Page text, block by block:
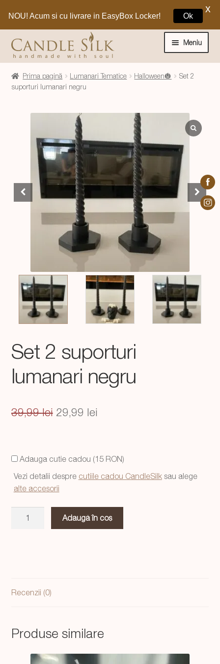
la
navigare
la
conținut
Meniu
Home
Lumanari si decoratiuni
Extinde
meniul
Despre CandleSilk
copil
Cosul Meu
Prima pagină Lumanari Tematice Halloween🎃
Set 2
suporturi lumanari negru
Set 2 suporturi
lumanari negru
39,99lei Prețul
fost:
39,99 lei.
29,99 lei
29,99 lei.
Adauga cutie cadou (15 RON)
Vezi detalii despre cutiile cadou CandleSilksau alege
alte accesorii
Adaugă în coș
Recenzii (0)
Produse similare
NOU! Acum si cu livrare in EasyBox Locker! Ok
X